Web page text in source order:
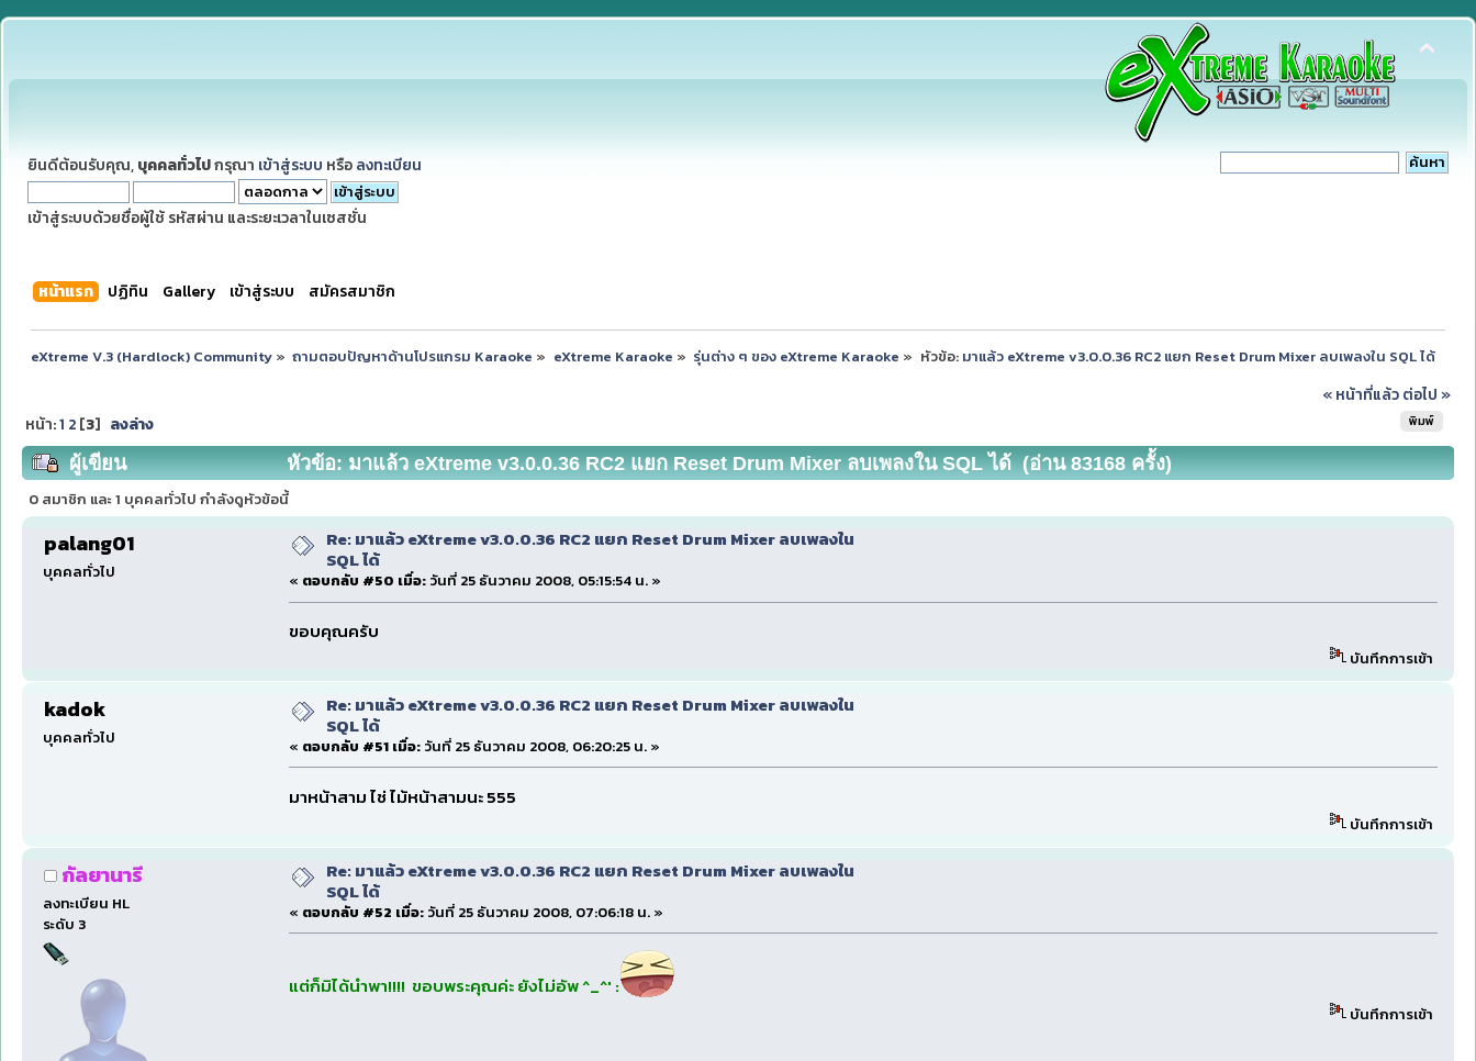
ยินดีต้อนรับคุณ, บุคคลทั่วไปกรุณา เข้าสู่ระบบ หรือ ลงทะเบียน
เข้าสู่ระบบด้วยชื่อผู้ใช้ รหัสผ่าน และระยะเวลาในเซสชั่น
หน้าแรก ปฏิทิน Gallery เข้าสู่ระบบ สมัครสมาชิก
eXtreme V.3 (Hardlock) Community» ถามตอบปัญหาด้านโปรแกรม Karaoke » eXtreme Karaoke » รุ่นต่าง ๆ ของ eXtreme Karaoke » หัวข้อ: มาแล้ว eXtreme v3.0.0.36 RC2 แยก Reset Drum Mixer ลบเพลงใน SQL ได้
« หน้าที่แล้ว ต่อไป »
พิมพ์
หน้า:1 2[3] ลงล่าง
ผู้เขียน หัวข้อ: มาแล้ว eXtreme v3.0.0.36 RC2 แยก Reset Drum Mixer ลบเพลงใน SQL ได้ (อ่าน 83168 ครั้ง)
0 สมาชิก และ 1 บุคคลทั่วไป กำลังดูหัวข้อนี้
palang01
บุคคลทั่วไป
Re: มาแล้ว eXtreme v3.0.0.36 RC2 แยก Reset Drum Mixer ลบเพลงใน
SQL ได้
« ตอบกลับ #50 เมื่อ: วันที่ 25 ธันวาคม 2008, 05:15:54 น. »
ขอบคุณครับ
บันทึกการเข้า
kadok
บุคคลทั่วไป
Re: มาแล้ว eXtreme v3.0.0.36 RC2 แยก Reset Drum Mixer ลบเพลงใน
SQL ได้
« ตอบกลับ #51 เมื่อ: วันที่ 25 ธันวาคม 2008, 06:20:25 น. »
มาหน้าสาม ไช่ ไม้หน้าสามนะ 555
บันทึกการเข้า
กัลยานารี
ลงทะเบียน HL
ระดับ 3
Re: มาแล้ว eXtreme v3.0.0.36 RC2 แยก Reset Drum Mixer ลบเพลงใน
SQL ได้
« ตอบกลับ #52 เมื่อ: วันที่ 25 ธันวาคม 2008, 07:06:18 น. »
แต่ก็มิได้นำพา!!!! ขอบพระคุณค่ะ ยังไม่อัพ ^_^' :
บันทึกการเข้า